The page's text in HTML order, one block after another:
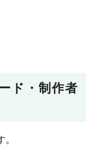
ド・制作者